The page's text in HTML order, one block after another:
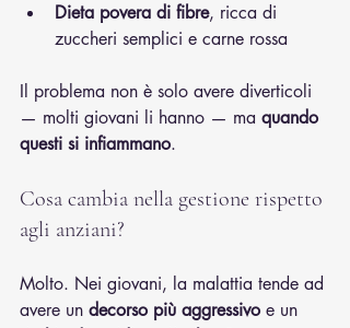
Dieta povera di fibre, ricca di
zuccheri semplici e carne rossa
Il problema non è solo avere diverticoli
— molti giovani li hanno — ma quando
questi si infiammano.
Cosa cambia nella gestione rispetto
agli anziani?
Molto. Nei giovani, la malattia tende ad
avere un decorso più aggressivo e un